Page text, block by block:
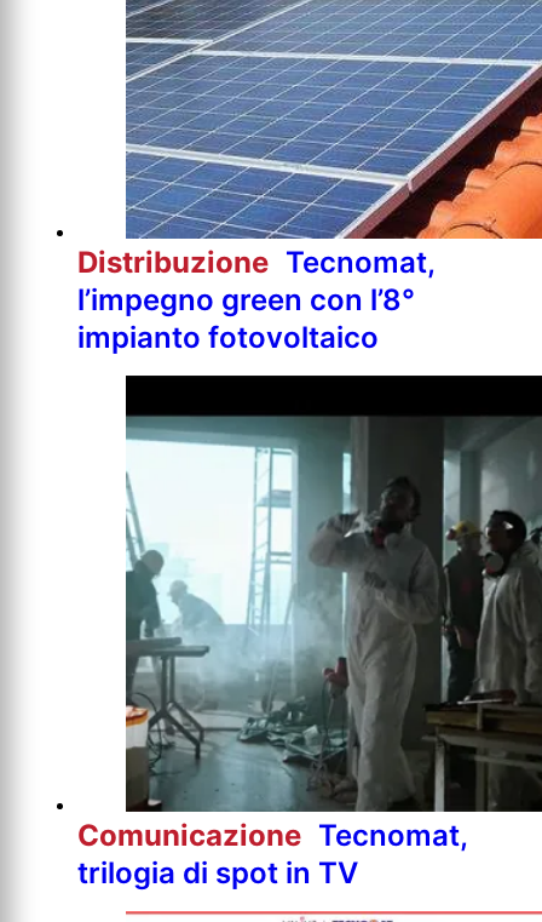
Distribuzione Tecnomat,
l’impegno green con l’8°
impianto fotovoltaico
Comunicazione Tecnomat,
trilogia di spot in TV